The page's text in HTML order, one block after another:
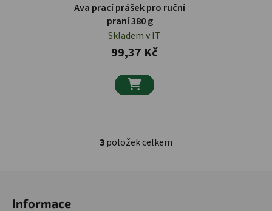
Ava prací prášek pro ruční
praní 380 g
Skladem v IT
99,37 Kč

Ovládací prvky výpisu
3položek celkem
Informace